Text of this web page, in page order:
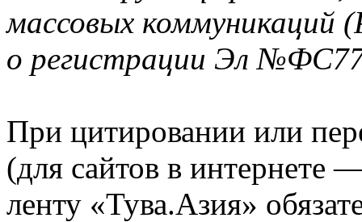
массовых коммуникаций
о регистрации Эл
При цитировании или
(для сайтов в интернете
ленту «Тува.Азия»